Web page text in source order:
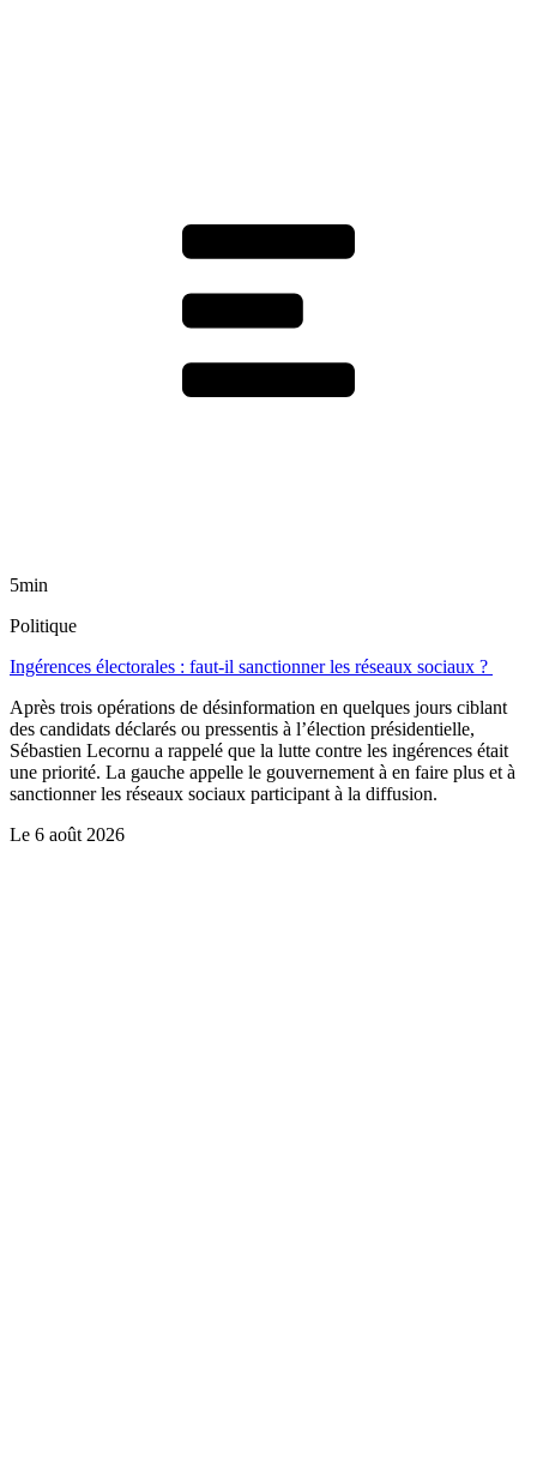
5min
Politique
Ingérences électorales : faut-il sanctionner les réseaux sociaux ?
Après trois opérations de désinformation en quelques jours ciblant
des candidats déclarés ou pressentis à l’élection présidentielle,
Sébastien Lecornu a rappelé que la lutte contre les ingérences était
une priorité. La gauche appelle le gouvernement à en faire plus et à
sanctionner les réseaux sociaux participant à la diffusion.
Le 6 août 2026